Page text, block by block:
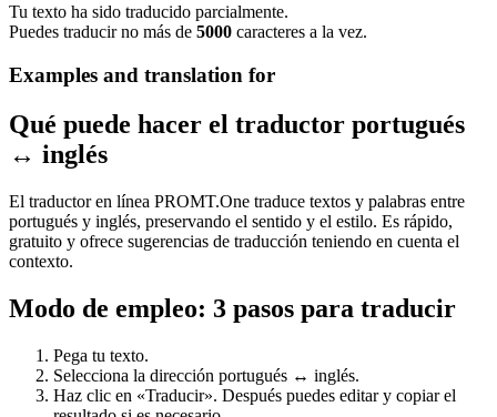
Tu texto ha sido traducido parcialmente.
Puedes traducir no más de 5000 caracteres a la vez.
Examples and translation for
Qué puede hacer el traductor portugués
↔ inglés
El traductor en línea PROMT.One traduce textos y palabras entre
portugués y inglés, preservando el sentido y el estilo. Es rápido,
gratuito y ofrece sugerencias de traducción teniendo en cuenta el
contexto.
Modo de empleo: 3 pasos para traducir
Pega tu texto.
Selecciona la dirección portugués ↔ inglés.
Haz clic en «Traducir». Después puedes editar y copiar el